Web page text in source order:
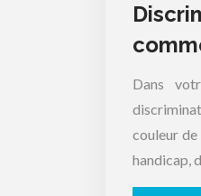
Dans
couleur
handicap,